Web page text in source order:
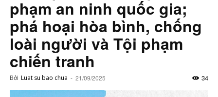
phạm an ninh quốc gia;
phá hoại hòa bình, chống
loài người và Tội phạm
chiến tranh
Bởi Luat su bao chua - 21/09/2025 34